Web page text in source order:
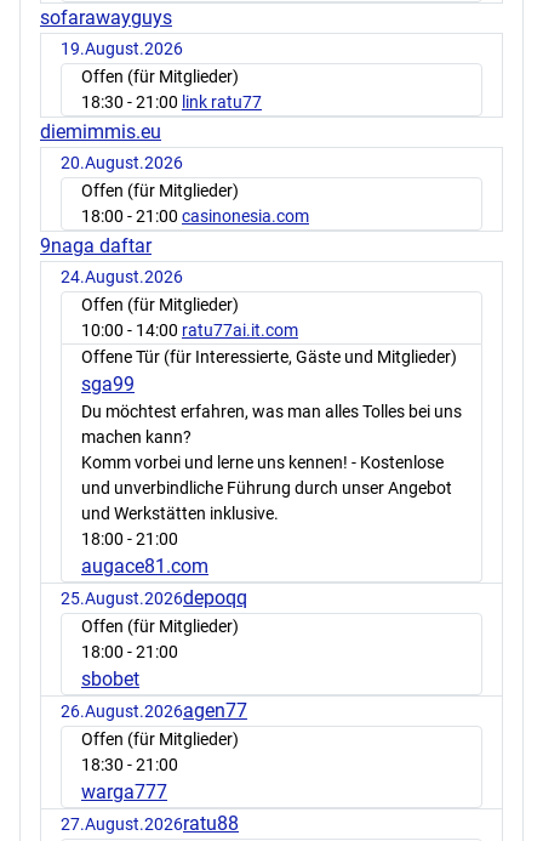
sofarawayguys
19.August.2026
Offen (für Mitglieder)
18:30 - 21:00 link ratu77
diemimmis.eu
20.August.2026
Offen (für Mitglieder)
18:00 - 21:00 casinonesia.com
9naga daftar
24.August.2026
Offen (für Mitglieder)
10:00 - 14:00 ratu77ai.it.com
Offene Tür (für Interessierte, Gäste und Mitglieder)
sga99
Du möchtest erfahren, was man alles Tolles bei uns
machen kann?
Komm vorbei und lerne uns kennen! - Kostenlose
und unverbindliche Führung durch unser Angebot
und Werkstätten inklusive.
18:00 - 21:00
augace81.com
25.August.2026depoqq
Offen (für Mitglieder)
18:00 - 21:00
sbobet
26.August.2026agen77
Offen (für Mitglieder)
18:30 - 21:00
warga777
27.August.2026ratu88